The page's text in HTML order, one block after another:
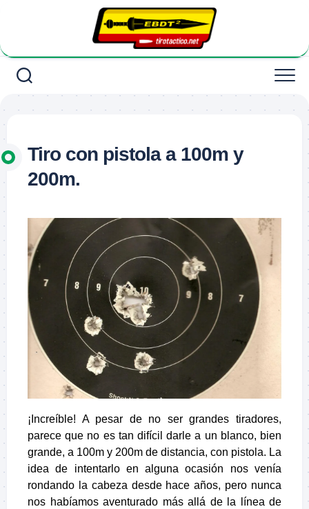
Tiro con pistola a 100m y
200m.
¡Increíble! A pesar de no ser grandes tiradores,
parece que no es tan difícil darle a un blanco, bien
grande, a 100m y 200m de distancia, con pistola. La
idea de intentarlo en alguna ocasión nos venía
rondando la cabeza desde hace años, pero nunca
nos habíamos aventurado más allá de la línea de